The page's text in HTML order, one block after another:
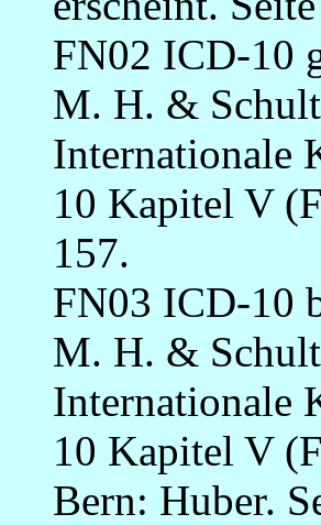
FN02 ICD-10
M. H. &
Internationale
10 Kapitel V
157.
FN03 ICD-10
M. H. &
Internationale
10 Kapitel V
Bern: Huber.